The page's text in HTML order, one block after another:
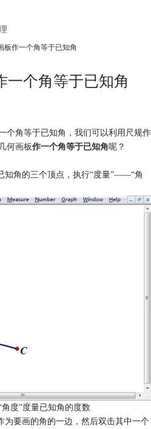
板作一个角等于已知角
一个角等于已知角
个角等于已知角，我们可以利用尺规作
何画板作一个角等于已知角呢？
知角的三个顶点，执行“度量”——“角
度”度量已知角的度数
为要画的角的一边，然后双击其中一个